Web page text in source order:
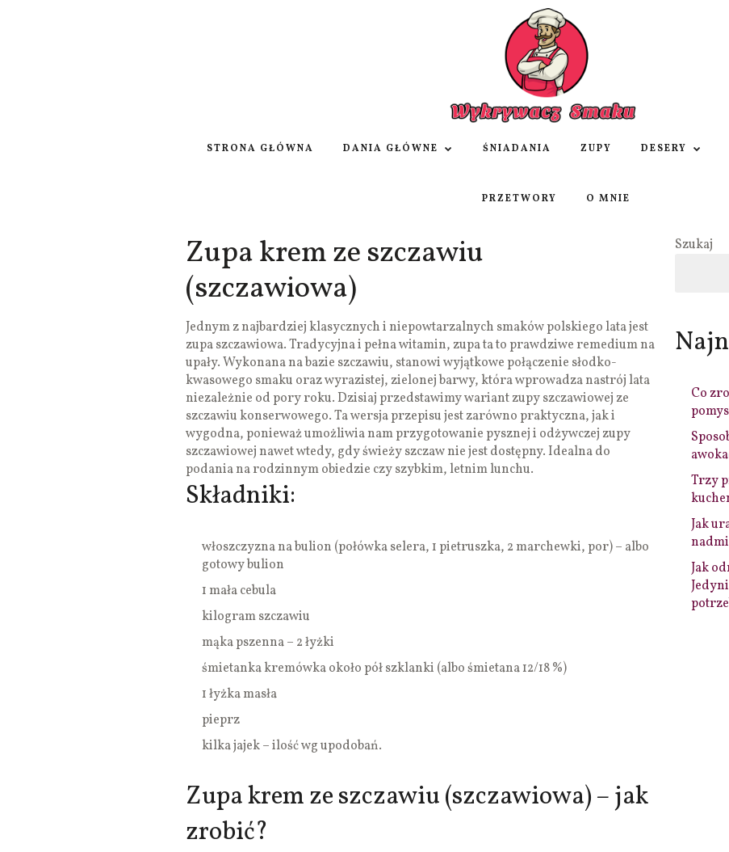
STRONA GŁÓWNA DANIA GŁÓWNE ŚNIADANIA ZUPY DESERY
PRZETWORY O MNIE
Zupa krem ze szczawiu
(szczawiowa)
Jednym z najbardziej klasycznych i niepowtarzalnych smaków polskiego lata jest
zupa szczawiowa. Tradycyjna i pełna witamin, zupa ta to prawdziwe remedium na
upały. Wykonana na bazie szczawiu, stanowi wyjątkowe połączenie słodko-
kwasowego smaku oraz wyrazistej, zielonej barwy, która wprowadza nastrój lata
niezależnie od pory roku. Dzisiaj przedstawimy wariant zupy szczawiowej ze
szczawiu konserwowego. Ta wersja przepisu jest zarówno praktyczna, jak i
wygodna, ponieważ umożliwia nam przygotowanie pysznej i odżywczej zupy
szczawiowej nawet wtedy, gdy świeży szczaw nie jest dostępny. Idealna do
podania na rodzinnym obiedzie czy szybkim, letnim lunchu.
Składniki:
włoszczyzna na bulion (połówka selera, 1 pietruszka, 2 marchewki, por) – albo
gotowy bulion
1 mała cebula
kilogram szczawiu
mąka pszenna – 2 łyżki
śmietanka kremówka około pół szklanki (albo śmietana 12/18 %)
1 łyżka masła
pieprz
kilka jajek – ilość wg upodobań.
Zupa krem ze szczawiu (szczawiowa) – jak
zrobić?
Szukaj
Co
Trzy
Jak
Jak